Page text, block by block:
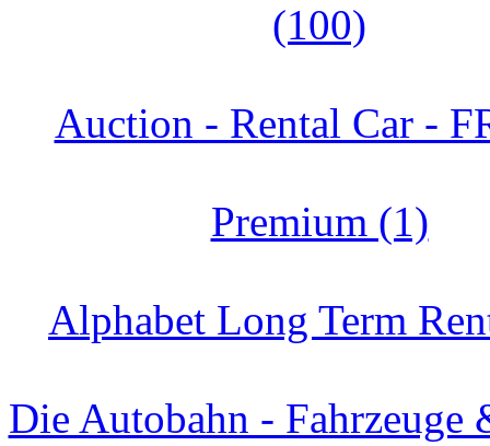
(100)
Auction - Rental Car -
Premium (1)
Alphabet Long Term
Die Autobahn - Fahrzeuge